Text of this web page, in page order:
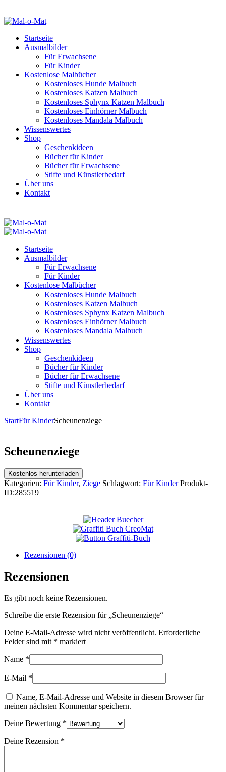
Startseite
Ausmalbilder
Für Erwachsene
Für Kinder
Kostenlose Malbücher
Kostenloses Hunde Malbuch
Kostenloses Katzen Malbuch
Kostenloses Sphynx Katzen Malbuch
Kostenloses Einhörner Malbuch
Kostenloses Mandala Malbuch
Wissenswertes
Shop
Geschenkideen
Bücher für Kinder
Bücher für Erwachsene
Stifte und Künstlerbedarf
Über uns
Kontakt
Startseite
Ausmalbilder
Für Erwachsene
Für Kinder
Kostenlose Malbücher
Kostenloses Hunde Malbuch
Kostenloses Katzen Malbuch
Kostenloses Sphynx Katzen Malbuch
Kostenloses Einhörner Malbuch
Kostenloses Mandala Malbuch
Wissenswertes
Shop
Geschenkideen
Bücher für Kinder
Bücher für Erwachsene
Stifte und Künstlerbedarf
Über uns
Kontakt
StartFür KinderScheunenziege
Scheunenziege
Kostenlos herunterladen
Kategorien: Für Kinder, Ziege Schlagwort: Für Kinder Produkt-
ID:285519
Rezensionen (0)
Rezensionen
Es gibt noch keine Rezensionen.
Schreibe die erste Rezension für „Scheunenziege“
Deine E-Mail-Adresse wird nicht veröffentlicht. Erforderliche
Felder sind mit * markiert
Name *
E-Mail *
Name, E-Mail-Adresse und Website in diesem Browser für
meinen nächsten Kommentar speichern.
Deine Bewertung *
Deine Rezension *